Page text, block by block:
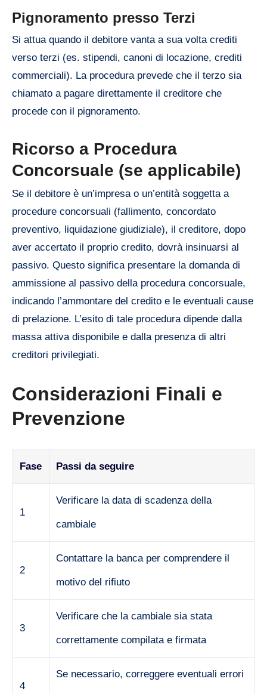
Pignoramento presso Terzi
Si attua quando il debitore vanta a sua volta crediti
verso terzi (es. stipendi, canoni di locazione, crediti
commerciali). La procedura prevede che il terzo sia
chiamato a pagare direttamente il creditore che
procede con il pignoramento.
Ricorso a Procedura
Concorsuale (se applicabile)
Se il debitore è un’impresa o un’entità soggetta a
procedure concorsuali (fallimento, concordato
preventivo, liquidazione giudiziale), il creditore, dopo
aver accertato il proprio credito, dovrà insinuarsi al
passivo. Questo significa presentare la domanda di
ammissione al passivo della procedura concorsuale,
indicando l’ammontare del credito e le eventuali cause
di prelazione. L’esito di tale procedura dipende dalla
massa attiva disponibile e dalla presenza di altri
creditori privilegiati.
Considerazioni Finali e
Prevenzione
Fase Passi da seguire
1
Verificare la data di scadenza della
cambiale
2
Contattare la banca per comprendere il
motivo del rifiuto
3
Verificare che la cambiale sia stata
correttamente compilata e firmata
4
Se necessario, correggere eventuali errori